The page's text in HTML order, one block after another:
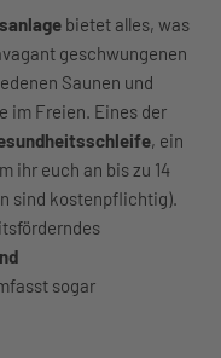
bietet alles, was
geschwungenen
Saunen und
im Freien. Eines der
, ein
ihr euch an bis zu 14
sind kostenpflichtig).
sogar